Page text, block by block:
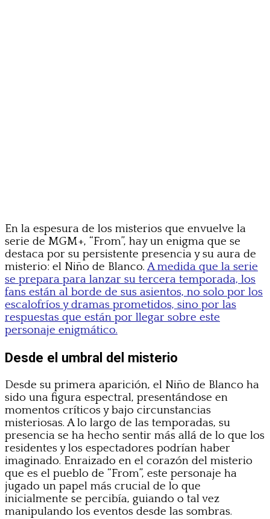
En la espesura de los misterios que envuelve la
serie de MGM+, “From”, hay un enigma que se
destaca por su persistente presencia y su aura de
misterio: el Niño de Blanco. A medida que la serie
se prepara para lanzar su tercera temporada, los
fans están al borde de sus asientos, no solo por los
escalofríos y dramas prometidos, sino por las
respuestas que están por llegar sobre este
personaje enigmático.
Desde el umbral del misterio
Desde su primera aparición, el Niño de Blanco ha
sido una figura espectral, presentándose en
momentos críticos y bajo circunstancias
misteriosas. A lo largo de las temporadas, su
presencia se ha hecho sentir más allá de lo que los
residentes y los espectadores podrían haber
imaginado. Enraizado en el corazón del misterio
que es el pueblo de “From”, este personaje ha
jugado un papel más crucial de lo que
inicialmente se percibía, guiando o tal vez
manipulando los eventos desde las sombras.